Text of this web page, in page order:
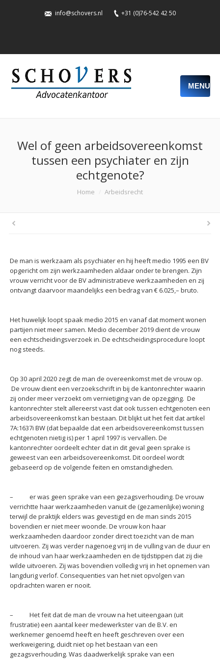
info@schovers.nl +31 (0)76-542 42 50
MENU
Wel of geen arbeidsovereenkomst
tussen een psychiater en zijn
echtgenote?
Home Arbeidsrecht
De man is werkzaam als psychiater en hij heeft medio 1995 een BV
opgericht om zijn werkzaamheden aldaar onder te brengen. Zijn
vrouw verricht voor de BV administratieve werkzaamheden en zij
ontvangt daarvoor maandelijks een bedrag van € 6.025,– bruto.
Het huwelijk loopt spaak medio 2015 en vanaf dat moment wonen
partijen niet meer samen. Medio december 2019 dient de vrouw
een echtscheidingsverzoek in. De echtscheidingsprocedure loopt
nog steeds.
Op 30 april 2020 zegt de man de overeenkomst met de vrouw op.
De vrouw dient een verzoekschrift in bij de kantonrechter waarin
zij onder meer verzoekt om vernietiging van de opzegging. De
kantonrechter stelt allereerst vast dat ook tussen echtgenoten een
arbeidsovereenkomst kan bestaan. Dit blijkt uit het feit dat artikel
7A:1637i BW (dat bepaalde dat een arbeidsovereenkomst tussen
echtgenoten nietig is) per 1 april 1997 is vervallen. De
kantonrechter oordeelt echter dat in dit geval geen sprake is
geweest van een arbeidsovereenkomst. Dit oordeel wordt
gebaseerd op de volgende feiten en omstandigheden.
– er was geen sprake van een gezagsverhouding. De vrouw
verrichtte haar werkzaamheden vanuit de (gezamenlijke) woning
terwijl de praktijk elders was gevestigd en de man sinds 2015
bovendien er niet meer woonde. De vrouw kon haar
werkzaamheden daardoor zonder direct toezicht van de man
uitvoeren. Zij was verder nagenoeg vrij in de vulling van de duur en
de inhoud van haar werkzaamheden en de tijdstippen dat zij die
wilde uitvoeren. Zij was bovendien volledig vrij in het opnemen van
langdurig verlof. Consequenties van het niet opvolgen van
opdrachten waren er nooit.
– Het feit dat de man de vrouw na het uiteengaan (uit
frustratie) een aantal keer medewerkster van de B.V. en
werknemer genoemd heeft en heeft geschreven over een
werkweigering, duidt niet op het bestaan van een
gezagsverhouding. Was daadwerkelijk sprake van een